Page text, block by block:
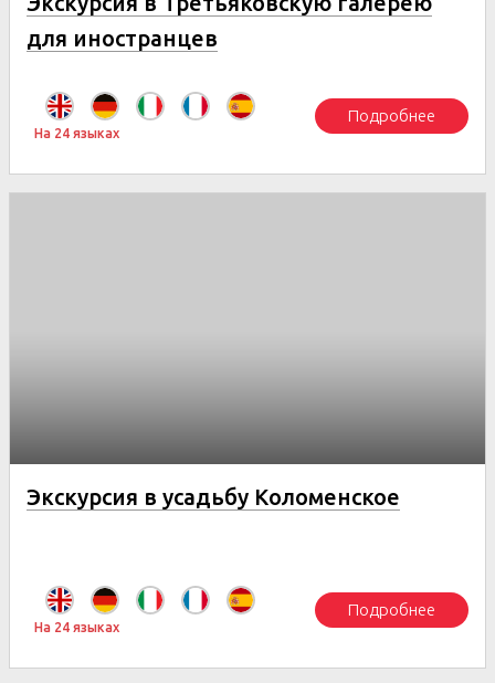
для иностранцев
На 24 языках
Подробнее
Экскурсия в усадьбу Коломенское
На 24 языках
Подробнее